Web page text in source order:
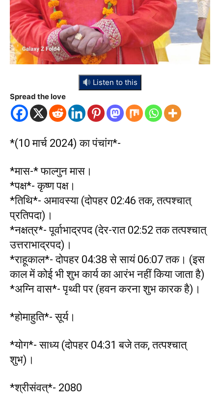
Listen to this
Spread the love
*(10 मार्च 2024) का पंचांग*-
*मास-* फाल्गुन मास।
*पक्ष*- कृष्ण पक्ष।
*तिथि*- अमावस्या (दोपहर 02:46 तक, तत्पश्चात्
प्रतिपदा)।
*नक्षत्र*- पूर्वाभाद्रपद (देर-रात 02:52 तक तत्पश्चात्
उत्तराभाद्रपद)।
*राहूकाल*- दोपहर 04:38 से सायं 06:07 तक। (इस
काल में कोई भी शुभ कार्य का आरंभ नहीं किया जाता है)
*अग्नि वास*- पृथ्वी पर (हवन करना शुभ कारक है)।
*होमाहुति*- सूर्य।
*योग*- साध्य (दोपहर 04:31 बजे तक, तत्पश्चात्
शुभ)।
*श्रीसंवत्*- 2080